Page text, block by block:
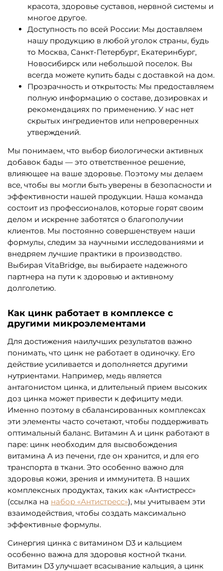
красота, здоровье суставов, нервной системы и
многое другое.
Доступность по всей России: Мы доставляем
нашу продукцию в любой уголок страны, будь
то Москва, Санкт-Петербург, Екатеринбург,
Новосибирск или небольшой поселок. Вы
всегда можете купить бады с доставкой на дом.
Прозрачность и открытость: Мы предоставляем
полную информацию о составе, дозировках и
рекомендациях по применению. У нас нет
скрытых ингредиентов или непроверенных
утверждений.
Мы понимаем, что выбор биологически активных
добавок бады — это ответственное решение,
влияющее на ваше здоровье. Поэтому мы делаем
все, чтобы вы могли быть уверены в безопасности и
эффективности нашей продукции. Наша команда
состоит из профессионалов, которые горят своим
делом и искренне заботятся о благополучии
клиентов. Мы постоянно совершенствуем наши
формулы, следим за научными исследованиями и
внедряем лучшие практики в производство.
Выбирая VitaBridge, вы выбираете надежного
партнера на пути к здоровью и активному
долголетию.
Как цинк работает в комплексе с
другими микроэлементами
Для достижения наилучших результатов важно
понимать, что цинк не работает в одиночку. Его
действие усиливается и дополняется другими
нутриентами. Например, медь является
антагонистом цинка, и длительный прием высоких
доз цинка может привести к дефициту меди.
Именно поэтому в сбалансированных комплексах
эти элементы часто сочетают, чтобы поддерживать
оптимальный баланс. Витамин А и цинк работают в
паре: цинк необходим для высвобождения
витамина А из печени, где он хранится, и для его
транспорта в ткани. Это особенно важно для
здоровья кожи, зрения и иммунитета. В наших
комплексных продуктах, таких как «Антистресс»
(ссылка на набор «Антистресс»), мы учитываем эти
взаимодействия, чтобы создать максимально
эффективные формулы.
Синергия цинка с витамином D3 и кальцием
особенно важна для здоровья костной ткани.
Витамин D3 улучшает всасывание кальция, а цинк